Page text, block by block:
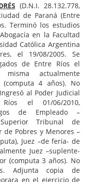
(D.N.I. 28.132.778,
de Paraná (Entre
Terminó los estudios
en la Facultad
Católica Argentina
el 19/08/2005. Se
de Entre Ríos el
misma actualmente
4 años). No
al Poder Judicial
el 01/06/2010,
de Empleado –
Tribunal de
de Pobres y Menores –
Juez –de feria- de
Juez –suplente-
(computa 3 años). No
Adjunta copia de
en el ejercicio de